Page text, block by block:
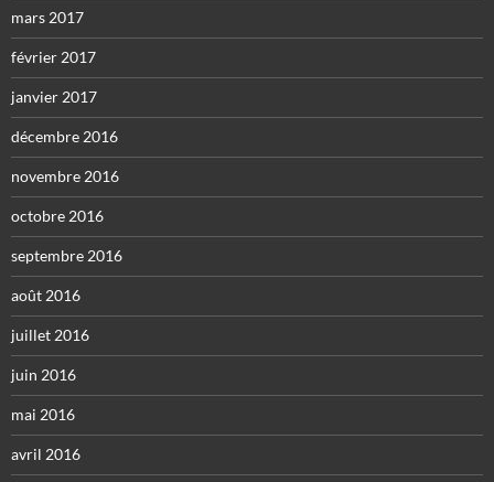
mars 2017
février 2017
janvier 2017
décembre 2016
novembre 2016
octobre 2016
septembre 2016
août 2016
juillet 2016
juin 2016
mai 2016
avril 2016